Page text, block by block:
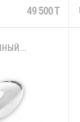
49 500 T